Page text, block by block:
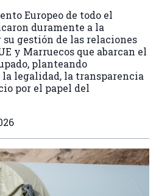
Europeo de todo el
duramente a la
su gestión de las relaciones
y Marruecos que abarcan el
planteando
la legalidad, la transparencia
por el papel del